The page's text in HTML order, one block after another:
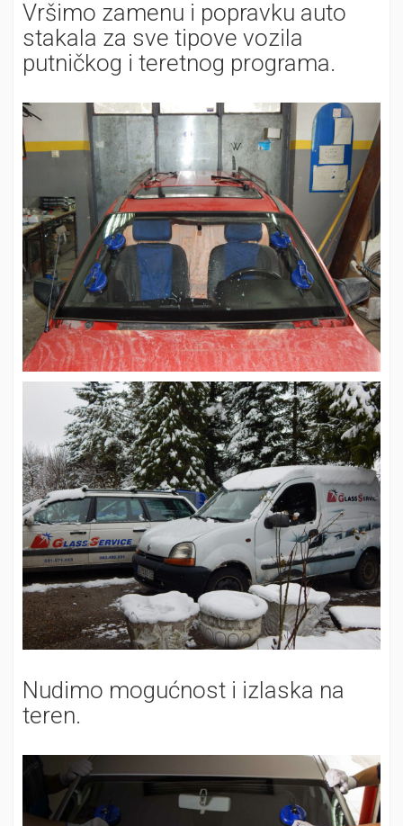
Vršimo zamenu i popravku auto
stakala za sve tipove vozila
putničkog i teretnog programa.
Nudimo mogućnost i izlaska na
teren.